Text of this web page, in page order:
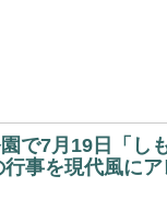
で7月19日「し
事を現代風に